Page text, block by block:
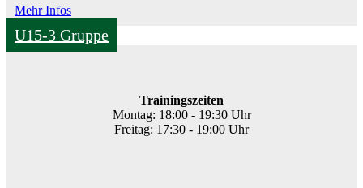
Mehr Infos
U15-3 Gruppe
Trainingszeiten
Montag: 18:00 - 19:30 Uhr
Freitag: 17:30 - 19:00 Uhr